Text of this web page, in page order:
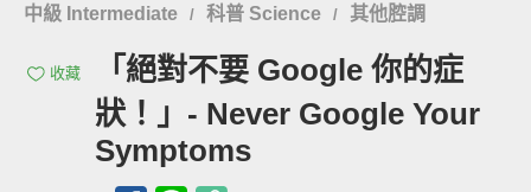
中級 Intermediate / 科普 Science / 其他腔調
收藏
「絕對不要 Google 你的症
狀！」- Never Google Your
Symptoms